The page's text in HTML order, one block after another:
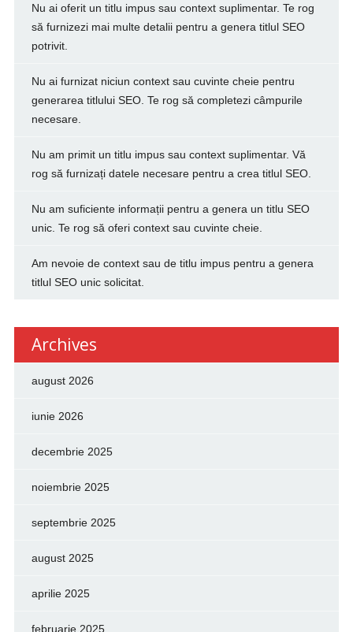
Nu ai oferit un titlu impus sau context suplimentar. Te rog
să furnizezi mai multe detalii pentru a genera titlul SEO
potrivit.
Nu ai furnizat niciun context sau cuvinte cheie pentru
generarea titlului SEO. Te rog să completezi câmpurile
necesare.
Nu am primit un titlu impus sau context suplimentar. Vă
rog să furnizați datele necesare pentru a crea titlul SEO.
Nu am suficiente informații pentru a genera un titlu SEO
unic. Te rog să oferi context sau cuvinte cheie.
Am nevoie de context sau de titlu impus pentru a genera
titlul SEO unic solicitat.
Archives
august 2026
iunie 2026
decembrie 2025
noiembrie 2025
septembrie 2025
august 2025
aprilie 2025
februarie 2025